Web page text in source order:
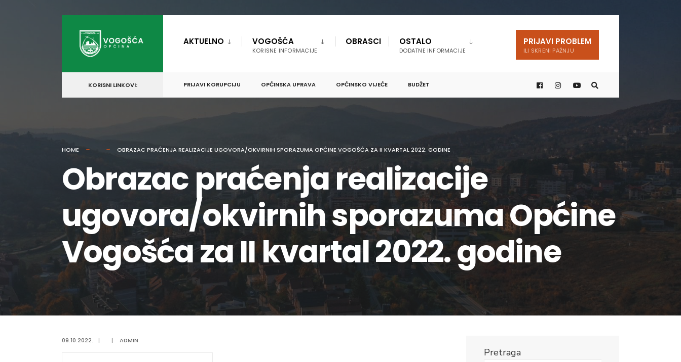
content
AKTUELNO VOGOŠĆA
KORISNE INFORMACIJE
OBRASCI OSTALO
DODATNE INFORMACIJE
PRIJAVI PROBLEM
ILI SKRENI PAŽNJU
KORISNI LINKOVI: PRIJAVI KORUPCIJU OPĆINSKA UPRAVA OPĆINSKO VIJEĆE BUDŽET
HOME OBRAZAC PRAĆENJA REALIZACIJE UGOVORA/OKVIRNIH SPORAZUMA OPĆINE VOGOŠĆA ZA II KVARTAL 2022. GODINE
Obrazac praćenja realizacije
ugovora/okvirnih sporazuma Općine
Vogošća za II kvartal 2022. godine
09.10.2022. | | ADMIN
Pretraga